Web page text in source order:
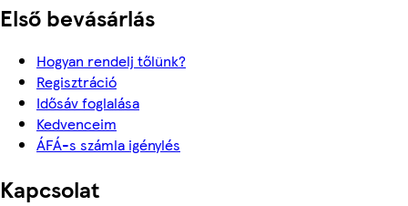
Első bevásárlás
Hogyan rendelj tőlünk?
Regisztráció
Idősáv foglalása
Kedvenceim
ÁFÁ-s számla igénylés
Kapcsolat